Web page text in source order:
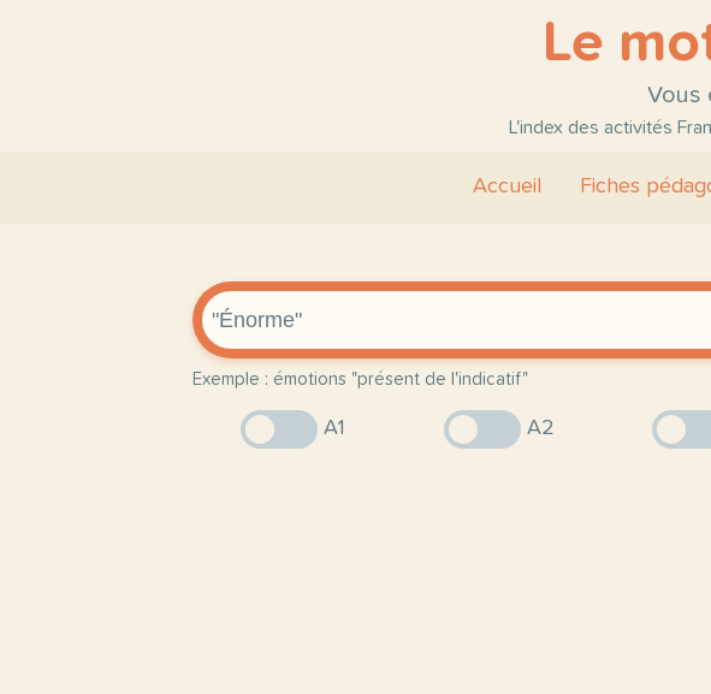
Le
Vous
L'index des activités
Accueil Fiches
Exemple : émotions "présent de l'indicatif"
A1 A2